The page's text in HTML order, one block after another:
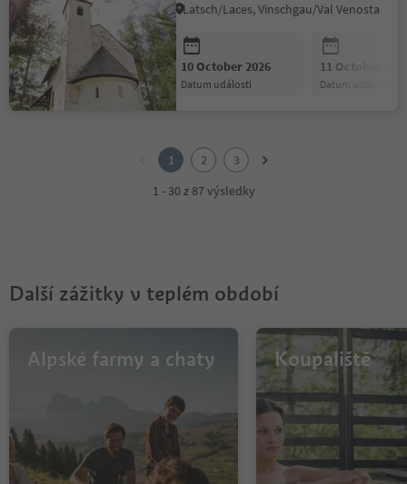
Latsch/Laces, Vinschgau/Val Venosta
10 October 2026
datum události
11 October
datum události
1 2
3
1 - 30 z 87 výsledky
Další zážitky v teplém období
Alpské farmy a chaty Koupaliště